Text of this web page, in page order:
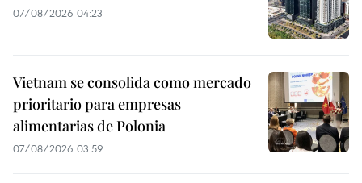
07/08/2026 04:23
Vietnam se consolida como mercado
prioritario para empresas
alimentarias de Polonia
07/08/2026 03:59